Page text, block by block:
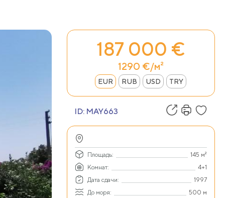
187 000 €
1290 €/м²
EUR RUB USD TRY
ID: MAY663
Площадь:
145 м²
Комнат:
4+1
Дата сдачи:
1997
До моря:
500 м